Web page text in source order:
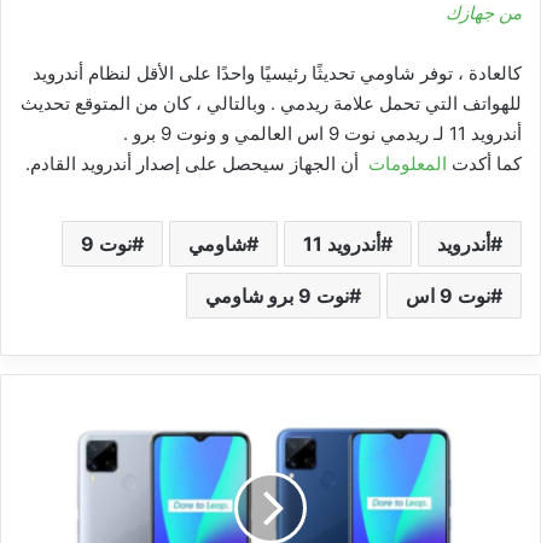
من جهازك
كالعادة ، توفر شاومي تحديثًا رئيسيًا واحدًا على الأقل لنظام أندرويد
للهواتف التي تحمل علامة ريدمي . وبالتالي ، كان من المتوقع تحديث
أندرويد 11 لـ ريدمي نوت 9 اس العالمي و ونوت 9 برو .
كما أكدت المعلومات أن الجهاز سيحصل على إصدار أندرويد القادم.
أندرويد أندرويد 11 شاومي نوت 9
نوت 9 اس نوت 9 برو شاومي